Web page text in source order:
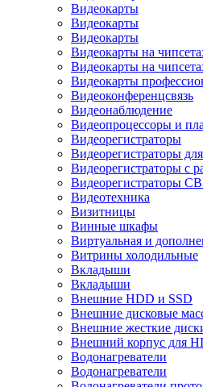
Видеокарты
Видеокарты
Видеокарты
Видеокарты на
Видеокарты на
Видеокарты
Видеоконференцсвязь
Видеонаблюдение
Видеопроцессоры и
Видеорегистраторы
Видеорегистраторы
Видеорегистраторы с
Видеорегистраторы
Видеотехника
Визитницы
Винные шкафы
Виртуальная и
Витрины холодильные
Вкладыши
Вкладыши
Внешние HDD и SSD
Внешние дисковые
Внешние жесткие
Внешний корпус для
Водонагреватели
Водонагреватели